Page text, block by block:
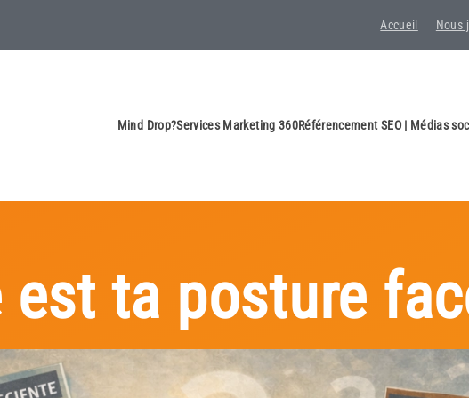
Accueil Nous
Mind Drop?Services Marketing 360Référencement SEO | Médias
ta posture